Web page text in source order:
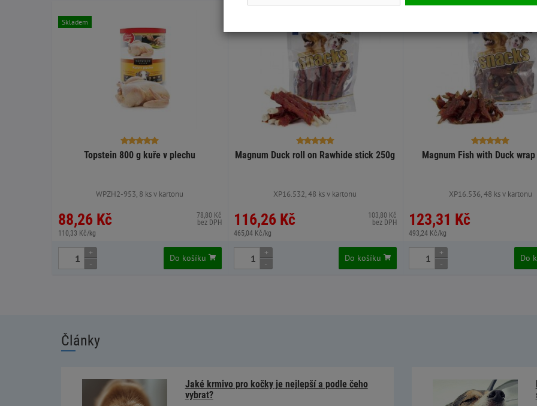
Topstein 800 g kuře v plechu
WPZH2-953, 8 ks v kartonu
88,26 Kč
110,33 Kč/kg
78,80 Kč
bez DPH
Skladem
+
-
Do košíku
Magnum Duck roll on Rawhide stick 250g
XP16.532, 48 ks v kartonu
116,26 Kč
465,04 Kč/kg
103,80 Kč
bez DPH
+
-
Do košíku
Magnum Fish with Duck
XP16.536, 48 ks v kartonu
123,31 Kč
493,24 Kč/kg
+
-
Do
Články
Jaké krmivo pro kočky je nejlepší a podle čeho
vybrat?